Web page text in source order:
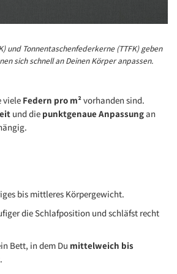
und Tonnentaschenfederkerne (TTFK) geben
sich schnell an Deinen Körper anpassen.
viele Federn pro m²vorhanden sind.
und die punktgenaue Anpassungan
bis mittleres Körpergewicht.
die Schlafposition und schläfst recht
Bett, in dem Du mittelweich bis